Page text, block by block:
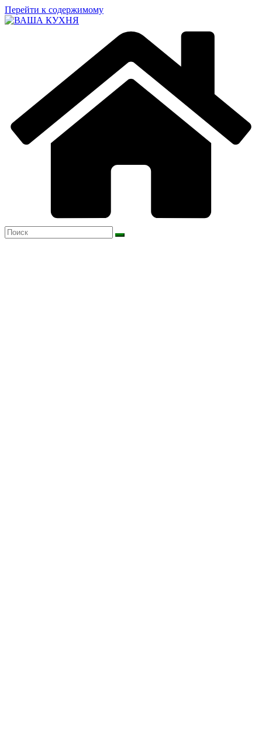
Перейти к содержимому